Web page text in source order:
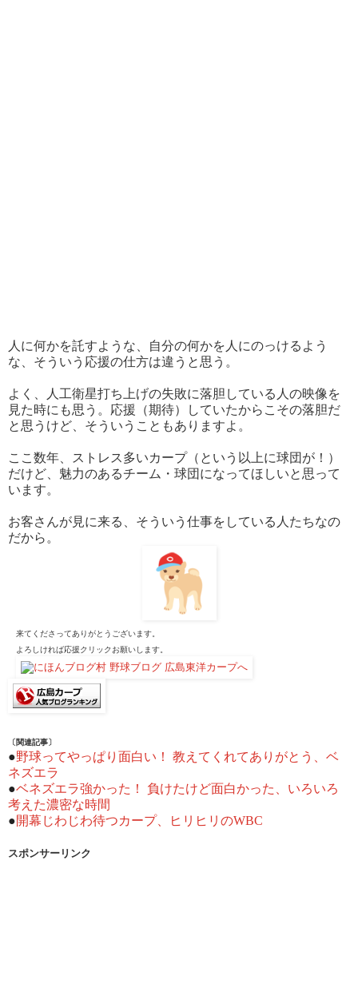
人に何かを託すような、自分の何かを人にのっけるよう
な、そういう応援の仕方は違うと思う。
よく、人工衛星打ち上げの失敗に落胆している人の映像を
見た時にも思う。応援（期待）していたからこその落胆だ
と思うけど、そういうこともありますよ。
ここ数年、ストレス多いカープ（という以上に球団が！）
だけど、魅力のあるチーム・球団になってほしいと思って
います。
お客さんが見に来る、そういう仕事をしている人たちなの
だから。
来てくださってありがとうございます。
よろしければ応援クリックお願いします。
〔関連記事〕
●野球ってやっぱり面白い！ 教えてくれてありがとう、ベ
ネズエラ
●ベネズエラ強かった！ 負けたけど面白かった、いろいろ
考えた濃密な時間
●開幕じわじわ待つカープ、ヒリヒリのWBC
スポンサーリンク